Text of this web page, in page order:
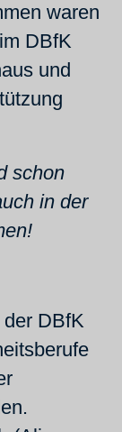
waren
DBfK
und
schon
in der
DBfK